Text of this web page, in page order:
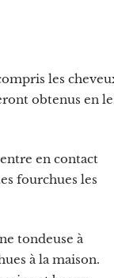
les
obtenus en
en contact
fourchues les
tondeuse à
à la maison.